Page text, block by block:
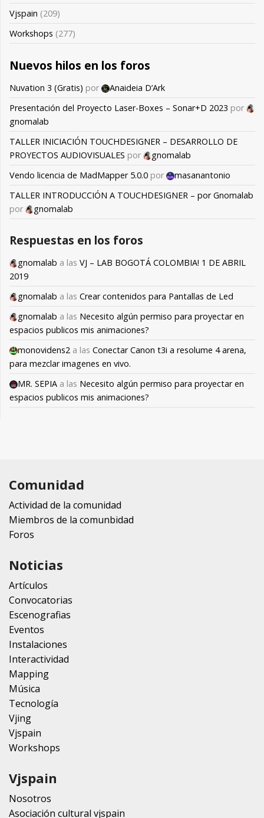
Vjspain (209)
Workshops (277)
Nuevos hilos en los foros
Nuvation 3 (Gratis) por
Anaideia D’Ark
Presentación del Proyecto Laser-Boxes – Sonar+D 2023 por
gnomalab
TALLER INICIACIÓN TOUCHDESIGNER – DESARROLLO DE
PROYECTOS AUDIOVISUALES por
gnomalab
Vendo licencia de MadMapper 5.0.0 por
masanantonio
TALLER INTRODUCCIÓN A TOUCHDESIGNER – por Gnomalab
por
gnomalab
Respuestas en los foros
gnomalab a las VJ – LAB BOGOTÁ COLOMBIA! 1 DE ABRIL
2019
gnomalab a las Crear contenidos para Pantallas de Led
gnomalab a las Necesito algún permiso para proyectar en
espacios publicos mis animaciones?
monovidens2 a las Conectar Canon t3i a resolume 4 arena,
para mezclar imagenes en vivo.
MR. SEPIA a las Necesito algún permiso para proyectar en
espacios publicos mis animaciones?
Comunidad
Actividad de la comunidad
Miembros de la comunbidad
Foros
Noticias
Artículos
Convocatorias
Escenografias
Eventos
Instalaciones
Interactividad
Mapping
Música
Tecnología
Vjing
Vjspain
Workshops
Vjspain
Nosotros
Asociación cultural vjspain